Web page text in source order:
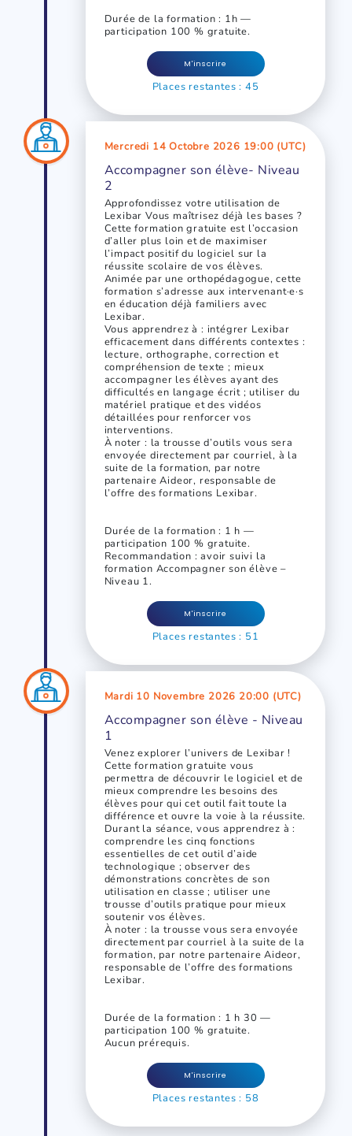
Durée de la formation : 1h —
participation 100 % gratuite.
M'inscrire
Places restantes : 45
Mercredi 14 Octobre 2026 19:00 (UTC)
Accompagner son élève- Niveau
2
Approfondissez votre utilisation de
Lexibar Vous maîtrisez déjà les bases ?
Cette formation gratuite est l’occasion
d’aller plus loin et de maximiser
l’impact positif du logiciel sur la
réussite scolaire de vos élèves.
Animée par une orthopédagogue, cette
formation s’adresse aux intervenant·e·s
en éducation déjà familiers avec
Lexibar.
Vous apprendrez à : intégrer Lexibar
efficacement dans différents contextes :
lecture, orthographe, correction et
compréhension de texte ; mieux
accompagner les élèves ayant des
difficultés en langage écrit ; utiliser du
matériel pratique et des vidéos
détaillées pour renforcer vos
interventions.
À noter : la trousse d’outils vous sera
envoyée directement par courriel, à la
suite de la formation, par notre
partenaire Aideor, responsable de
l’offre des formations Lexibar.
Durée de la formation : 1 h —
participation 100 % gratuite.
Recommandation : avoir suivi la
formation Accompagner son élève –
Niveau 1.
M'inscrire
Places restantes : 51
Mardi 10 Novembre 2026 20:00 (UTC)
Accompagner son élève - Niveau
1
Venez explorer l’univers de Lexibar !
Cette formation gratuite vous
permettra de découvrir le logiciel et de
mieux comprendre les besoins des
élèves pour qui cet outil fait toute la
différence et ouvre la voie à la réussite.
Durant la séance, vous apprendrez à :
comprendre les cinq fonctions
essentielles de cet outil d’aide
technologique ; observer des
démonstrations concrètes de son
utilisation en classe ; utiliser une
trousse d’outils pratique pour mieux
soutenir vos élèves.
À noter : la trousse vous sera envoyée
directement par courriel à la suite de la
formation, par notre partenaire Aideor,
responsable de l’offre des formations
Lexibar.
Durée de la formation : 1 h 30 —
participation 100 % gratuite.
Aucun prérequis.
M'inscrire
Places restantes : 58